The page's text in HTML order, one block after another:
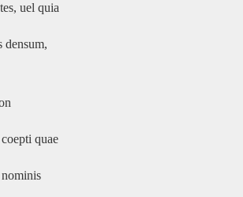
uel quia
densum,
quae